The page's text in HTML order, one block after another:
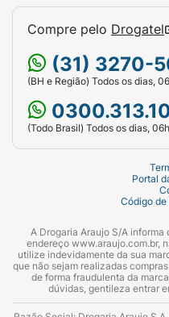
Compre pelo Drogatel
(31) 3270-
(BH e Região) Todos os dias,
(Todo Brasil) Todos os dias,
Portal
Código de
A Drogaria Araujo S/A
endereço www.araujo.com.br,
utilize indevidamente da sua
que não sejam realizadas
de forma fraudulenta da
dúvidas, gentileza entrar